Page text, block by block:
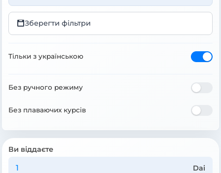
Зберегти фільтри
Тільки з українською
Без ручного режиму
Без плаваючих курсів
Ви віддаєте
Dai